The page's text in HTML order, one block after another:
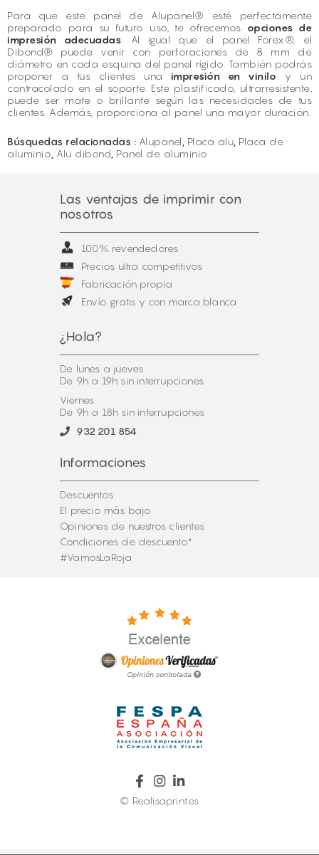
Para que este panel de Alupanel® esté perfectamente
preparado para su futuro uso, te ofrecemos opciones de
impresión adecuadas . Al igual que el panel Forex®, el
Dibond® puede venir con perforaciones de 8 mm de
diámetro en cada esquina del panel rígido. También podrás
proponer a tus clientes una
impresión en vinilo y un
contracolado en el soporte. Este plastificado, ultrarresistente,
puede ser mate o brillante según las necesidades de tus
clientes. Además, proporciona al panel una mayor duración.
Búsquedas relacionadas : Alupanel Placa alu Placa de
aluminio Alu dibond Panel de aluminio
Las ventajas de imprimir con
nosotros
100% revendedores
Precios ultra competitivos
Fabricación propia
Envío gratis y con marca blanca
¿Hola?
De lunes a jueves
De 9h a 19h sin interrupciones
Viernes
De 9h a 18h sin interrupciones
932 201 854
Informaciones
Descuentos
El precio más bajo
Opiniones de nuestros clientes
Condiciones de descuento*
#VamosLaRoja
© Realisaprint.es